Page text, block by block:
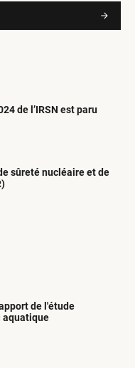
de l’IRSN est paru
sûreté nucléaire et de
de l'étude
aquatique